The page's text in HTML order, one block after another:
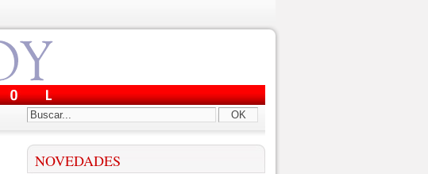
OK
NOVEDADES